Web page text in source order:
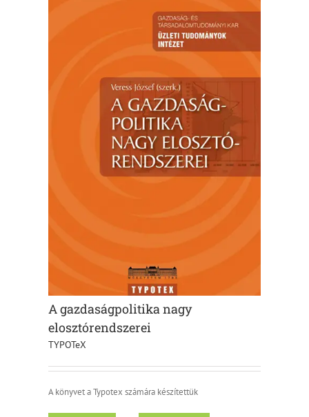
A gazdaságpolitika nagy
elosztórendszerei
TYPOTeX
A könyvet a Typotex számára készítettük